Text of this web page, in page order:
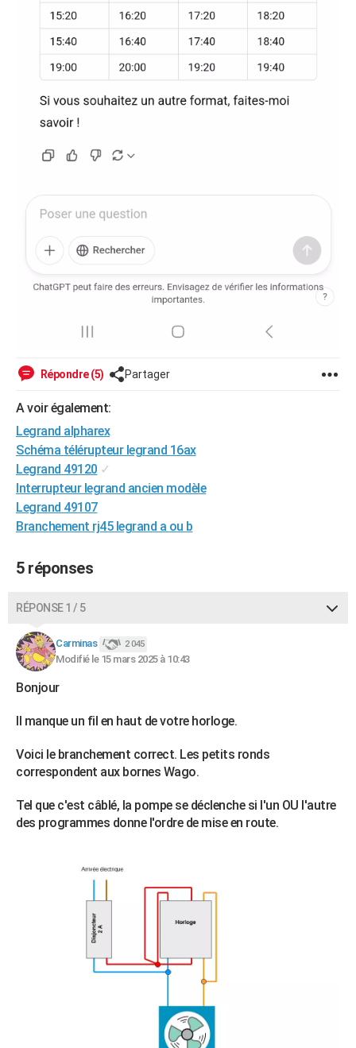
Répondre (5) Partager
A voir également:
Legrand alpharex
Schéma télérupteur legrand 16ax
Legrand 49120 ✓
Interrupteur legrand ancien modèle
Legrand 49107
Branchement rj45 legrand a ou b
5 réponses
RÉPONSE 1 / 5
Carminas 2 045
Modifié le 15 mars 2025 à 10:43
Bonjour
Il manque un fil en haut de votre horloge.
Voici le branchement correct. Les petits ronds
correspondent aux bornes Wago.
Tel que c'est câblé, la pompe se déclenche si l'un OU l'autre
des programmes donne l'ordre de mise en route.